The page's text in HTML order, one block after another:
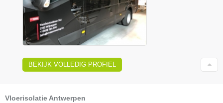
BEKIJK VOLLEDIG PROFIEL
Vloerisolatie Antwerpen